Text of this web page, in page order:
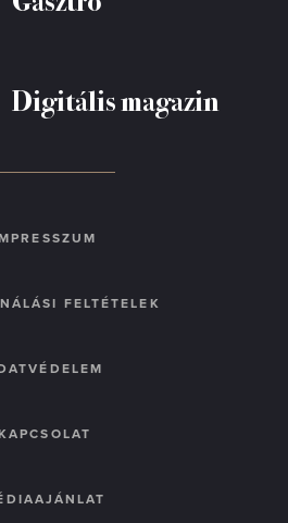
Digitális magazin
FELTÉTELEK